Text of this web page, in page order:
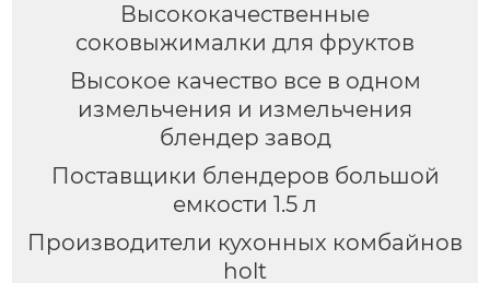
Высококачественные
соковыжималки для фруктов
Высокое качество все в одном
измельчения и измельчения
блендер завод
Поставщики блендеров большой
емкости 1.5 л
Производители кухонных комбайнов
holt